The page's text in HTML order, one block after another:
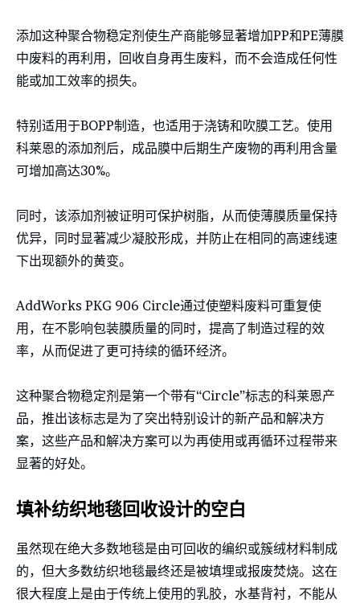
添加这种聚合物稳定剂使生产商能够显著增加PP和PE薄膜
中废料的再利用，回收自身再生废料，而不会造成任何性
能或加工效率的损失。
特别适用于BOPP制造，也适用于浇铸和吹膜工艺。使用
科莱恩的添加剂后，成品膜中后期生产废物的再利用含量
可增加高达30%。
同时，该添加剂被证明可保护树脂，从而使薄膜质量保持
优异，同时显著减少凝胶形成，并防止在相同的高速线速
下出现额外的黄变。
AddWorks PKG 906 Circle通过使塑料废料可重复使
用，在不影响包装膜质量的同时，提高了制造过程的效
率，从而促进了更可持续的循环经济。
这种聚合物稳定剂是第一个带有“Circle”标志的科莱恩产
品，推出该标志是为了突出特别设计的新产品和解决方
案，这些产品和解决方案可以为再使用或再循环过程带来
显著的好处。
填补纺织地毯回收设计的空白
虽然现在绝大多数地毯是由可回收的编织或簇绒材料制成
的，但大多数纺织地毯最终还是被填埋或报废焚烧。这在
很大程度上是由于传统上使用的乳胶，水基背衬，不能从